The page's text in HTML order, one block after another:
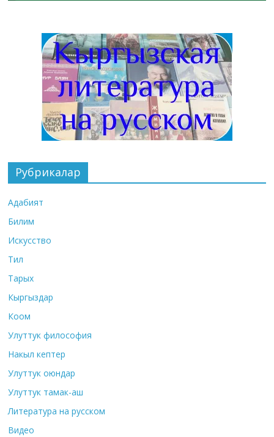
Рубрикалар
Адабият
Билим
Искусство
Тил
Тарых
Кыргыздар
Коом
Улуттук философия
Накыл кептер
Улуттук оюндар
Улуттук тамак-аш
Литература на русском
Видео